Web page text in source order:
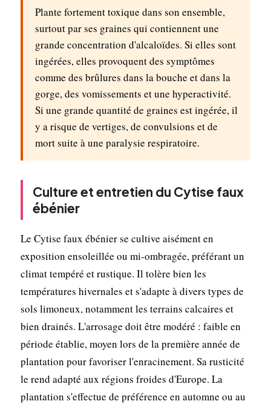
Plante fortement toxique dans son ensemble,
surtout par ses graines qui contiennent une
grande concentration d'alcaloïdes. Si elles sont
ingérées, elles provoquent des symptômes
comme des brûlures dans la bouche et dans la
gorge, des vomissements et une hyperactivité.
Si une grande quantité de graines est ingérée, il
y a risque de vertiges, de convulsions et de
mort suite à une paralysie respiratoire.
Culture et entretien du Cytise faux
ébénier
Le Cytise faux ébénier se cultive aisément en
exposition ensoleillée ou mi-ombragée, préférant un
climat tempéré et rustique. Il tolère bien les
températures hivernales et s'adapte à divers types de
sols limoneux, notamment les terrains calcaires et
bien drainés. L'arrosage doit être modéré : faible en
période établie, moyen lors de la première année de
plantation pour favoriser l'enracinement. Sa rusticité
le rend adapté aux régions froides d'Europe. La
plantation s'effectue de préférence en automne ou au